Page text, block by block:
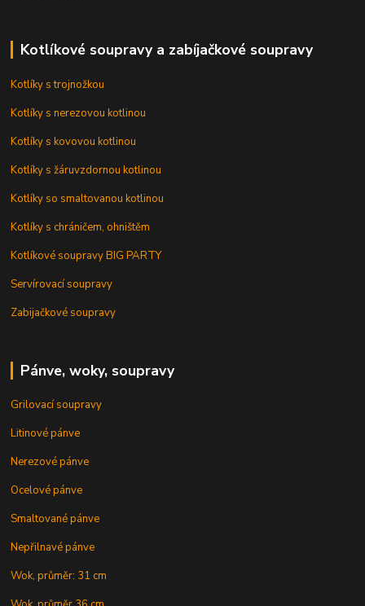
Kotlíkové soupravy a zabíjačkové soupravy
Kotlíky s trojnožkou
Kotlíky s nerezovou kotlinou
Kotlíky s kovovou kotlinou
Kotlíky s žáruvzdornou kotlinou
Kotlíky so smaltovanou kotlinou
Kotlíky s chráničem, ohništěm
Kotlíkové soupravy BIG PARTY
Servírovací soupravy
Zabijačkové soupravy
Pánve, woky, soupravy
Grilovací soupravy
Litinové pánve
Nerezové pánve
Ocelové pánve
Smaltované pánve
Nepřilnavé pánve
Wok, průměr: 31 cm